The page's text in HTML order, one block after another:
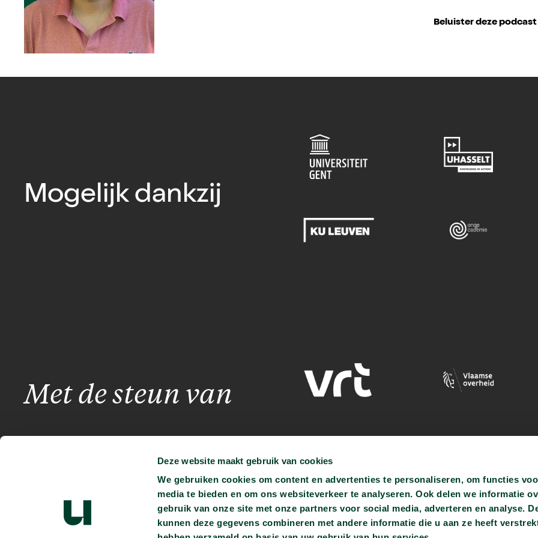
Deze website maakt gebruik van cookies
We gebruiken cookies om content en advertenties te personaliseren, om functies
media te bieden en om ons websiteverkeer te analyseren. Ook delen we informatie
gebruik van onze site met onze partners voor social media, adverteren en analyse.
kunnen deze gegevens combineren met andere informatie die u aan ze heeft
Beluister deze podcast
Mogelijk dankzij
Met de steun van